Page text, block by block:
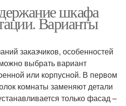
шкафа
Варианты
заказчиков, особенностей
выбрать вариант
или корпусной. В первом
комнаты заменяют детали
только фасад –